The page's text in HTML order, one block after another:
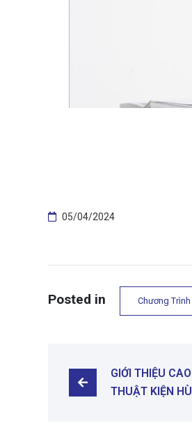
Trải Nghiệm Môi Trường
05/04/2024
Posted in Chương
GIỚI THIỆU
THUẬT KIỆN